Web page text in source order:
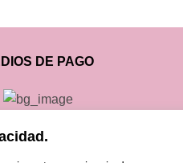
DE PAGO
DE ENVIO